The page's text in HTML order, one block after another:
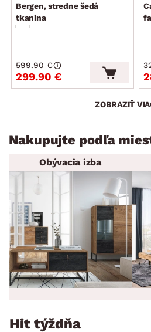
Bergen, stredne šedá
tkanina
299.90 €
599.90 €
ZOBRAZIŤ
Nakupujte podľa
Obývacia izba
Hit týždňa